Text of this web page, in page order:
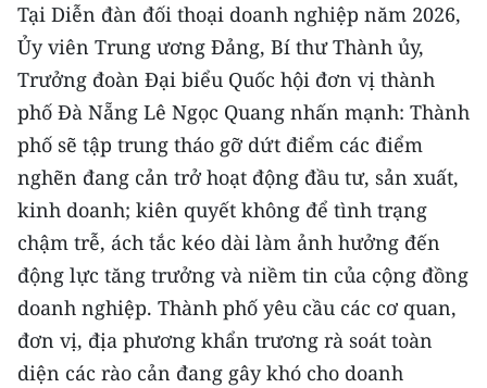
Tại Diễn đàn đối thoại doanh nghiệp năm 2026,
Ủy viên Trung ương Đảng, Bí thư Thành ủy,
Trưởng đoàn Đại biểu Quốc hội đơn vị thành
phố Đà Nẵng Lê Ngọc Quang nhấn mạnh: Thành
phố sẽ tập trung tháo gỡ dứt điểm các điểm
nghẽn đang cản trở hoạt động đầu tư, sản xuất,
kinh doanh; kiên quyết không để tình trạng
chậm trễ, ách tắc kéo dài làm ảnh hưởng đến
động lực tăng trưởng và niềm tin của cộng đồng
doanh nghiệp. Thành phố yêu cầu các cơ quan,
đơn vị, địa phương khẩn trương rà soát toàn
diện các rào cản đang gây khó cho doanh